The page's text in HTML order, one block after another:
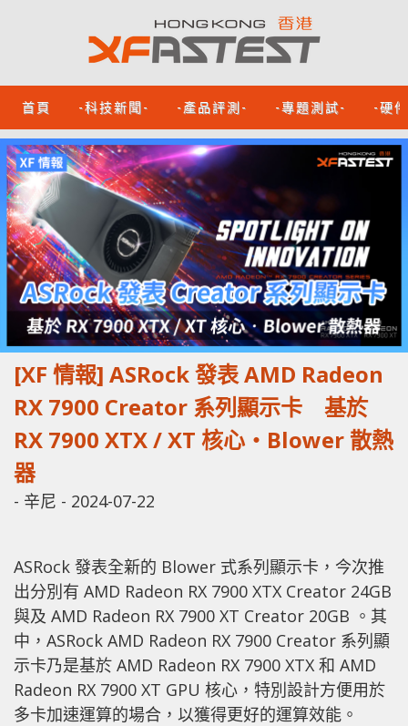
首頁 -科技新聞- -產品評測- -專題測試- -硬
[XF 情報] ASRock 發表 AMD Radeon
RX 7900 Creator 系列顯示卡 基於
RX 7900 XTX / XT 核心‧Blower 散熱
器
- 辛尼 - 2024-07-22
ASRock 發表全新的 Blower 式系列顯示卡，今次推
出分別有 AMD Radeon RX 7900 XTX Creator 24GB
與及 AMD Radeon RX 7900 XT Creator 20GB 。其
中，ASRock AMD Radeon RX 7900 Creator 系列顯
示卡乃是基於 AMD Radeon RX 7900 XTX 和 AMD
Radeon RX 7900 XT GPU 核心，特別設計方便用於
多卡加速運算的場合，以獲得更好的運算效能。